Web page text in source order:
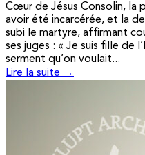
Cœur de Jésus Consolin, la
avoir été incarcérée, et la
subi le martyre, affirmant
ses juges : « Je suis fille de
serment qu’on voulait...
Lire la suite →